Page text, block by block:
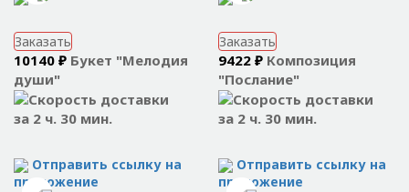
Заказать
10140 ₽ Букет "Мелодия
души"
за 2 ч. 30 мин.
Отправить ссылку на
приложение
Заказать
9422 ₽ Композиция
"Послание"
за 2 ч. 30 мин.
Отправить ссылку на
приложение